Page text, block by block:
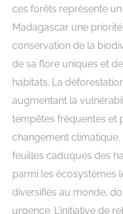
ces forêts représente
Madagascar une
conservation de la
de sa flore uniques et
habitats. La
augmentant la
tempêtes fréquentes et
changement climatique.
feuilles caduques des
parmi les écosystèmes
diversifiés au monde,
urgence. L'initiative de